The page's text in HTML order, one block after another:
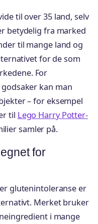
til over 35 land, selv
betydelig fra marked
til mange land og
for de som
For
kan man
– for eksempel
til Lego Harry Potter-
samler på.
for
glutenintoleranse er
Merket bruker
i mange